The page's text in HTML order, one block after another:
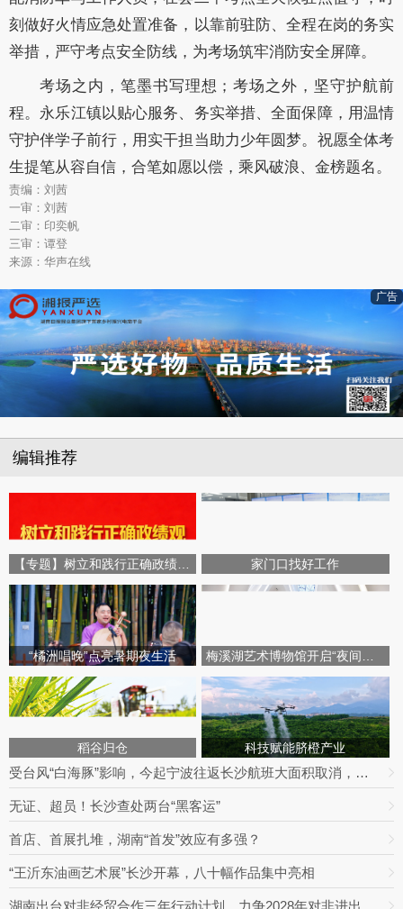
刻做好火情应急处置准备，以靠前驻防、全程在岗的务实
举措，严守考点安全防线，为考场筑牢消防安全屏障。
考场之内，笔墨书写理想；考场之外，坚守护航前
程。永乐江镇以贴心服务、务实举措、全面保障，用温情
守护伴学子前行，用实干担当助力少年圆梦。祝愿全体考
生提笔从容自信，合笔如愿以偿，乘风破浪、金榜题名。
责编：刘茜
一审：刘茜
二审：印奕帆
三审：谭登
来源：华声在线
广告
编辑推荐
【专题】树立和践行正确政绩观学习教育 家门口找好工作
“橘洲唱晚”点亮暑期夜生活 梅溪湖艺术博物馆开启“夜间模式”
稻谷归仓 科技赋能脐橙产业
受台风“白海豚”影响，今起宁波往返长沙航班大面积取消，明日19趟次全部停飞｜出行早知道
无证、超员！长沙查处两台“黑客运”
首店、首展扎堆，湖南“首发”效应有多强？
“王沂东油画艺术展”长沙开幕，八十幅作品集中亮相